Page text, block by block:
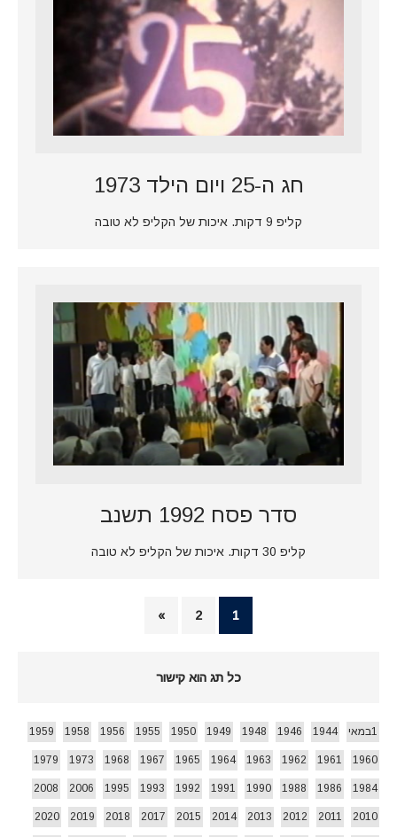
חג ה-25 ויום הילד 1973
קליפ 9 דקות. איכות של הקליפ לא טובה
סדר פסח 1992 תשנב
קליפ 30 דקות. איכות של הקליפ לא טובה
1
2
»
כל תג הוא קישור
1במאי 1944
1946
1948
1949
1950
1955
1956
1958
1959
1960
1961
1962
1963
1964
1965
1967
1968
1973
1979
1984
1986
1988
1990
1991
1992
1993
1995
2006
2008
2010
2011
2012
2013
2014
2015
2017
2018
2019
2020